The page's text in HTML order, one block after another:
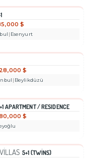
$
Esenyurt
$
Beylikdüzü
APARTMENT / RESIDENCE
$
5+1 (TWINS)